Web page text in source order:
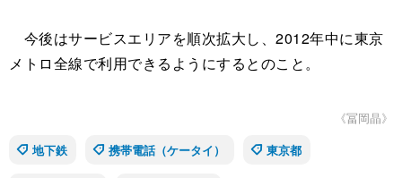
今後はサービスエリアを順次拡大し、2012年中に東京
メトロ全線で利用できるようにするとのこと。
《冨岡晶》
地下鉄
携帯電話（ケータイ） 東京都